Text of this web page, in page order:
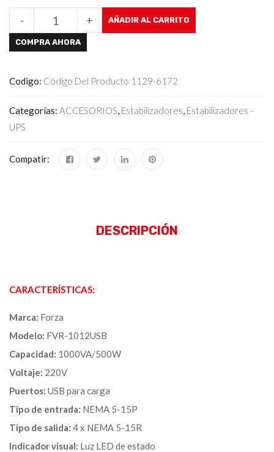
+
- AÑADIR AL CARRITO
COMPRA AHORA
Codigo: Código Del Producto 1129-6172
Categorías: ACCESORIOS, Estabilizadores, Estabilizadores -
UPS
Compatir:
DESCRIPCIÓN
CARACTERÍSTICAS:
Marca: Forza
Modelo: FVR-1012USB
Capacidad: 1000VA/500W
Voltaje: 220V
Puertos: USB para carga
Tipo de entrada: NEMA 5-15P
Tipo de salida: 4 x NEMA 5-15R
Indicador visual: Luz LED de estado